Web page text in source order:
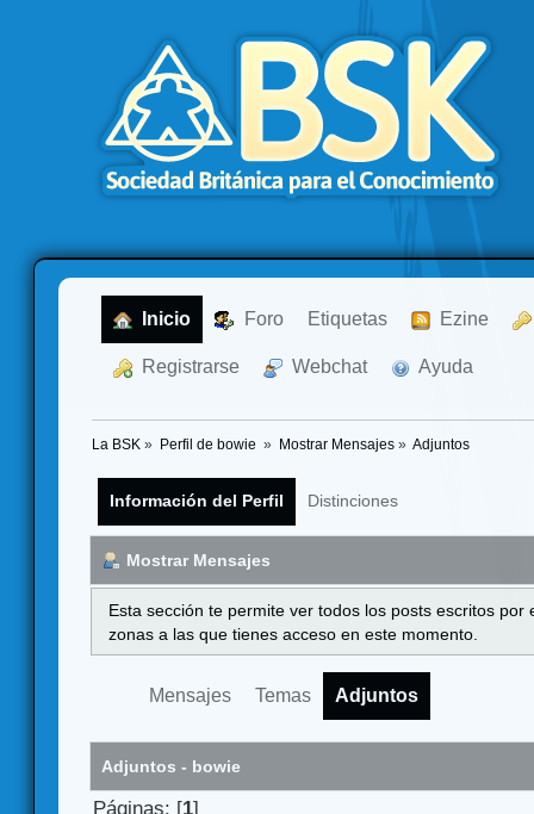
Inicio Foro Etiquetas Ezine
Registrarse Webchat Ayuda
La BSK » Perfil de bowie » Mostrar Mensajes» Adjuntos
Información del Perfil Distinciones
Mostrar Mensajes
Esta sección te permite ver todos los posts escritos
zonas a las que tienes acceso en este momento.
Mensajes Temas Adjuntos
Adjuntos - bowie
Páginas: [1]